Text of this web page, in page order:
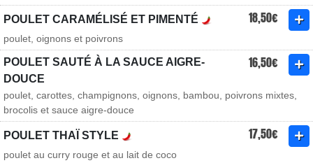
POULET CARAMÉLISÉ ET PIMENTÉ 18,50€
poulet, oignons et poivrons
POULET SAUTÉ À LA SAUCE AIGRE-
DOUCE
16,50€
poulet, carottes, champignons, oignons, bambou, poivrons mixtes,
brocolis et sauce aigre-douce
POULET THAÏ STYLE 17,50€
poulet au curry rouge et au lait de coco